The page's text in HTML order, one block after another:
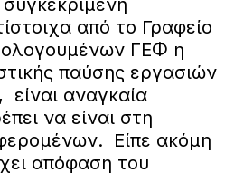
από το Γραφείο
ΓΕΦ η
παύσης εργασιών
είναι αναγκαία
να είναι στη
Είπε ακόμη
απόφαση του